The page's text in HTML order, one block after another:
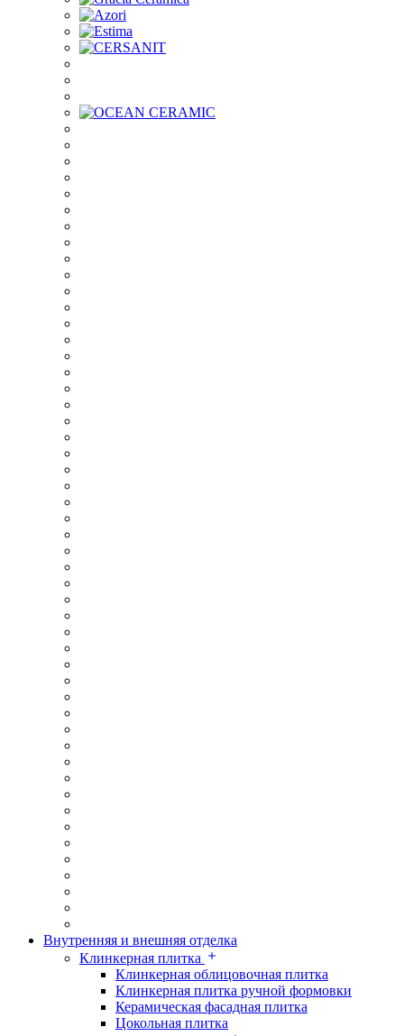
Внутренняя и внешняя отделка
Клинкерная плитка
Клинкерная облицовочная плитка
Клинкерная плитка ручной формовки
Керамическая фасадная плитка
Цокольная плитка